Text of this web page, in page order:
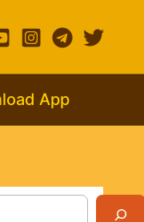
App